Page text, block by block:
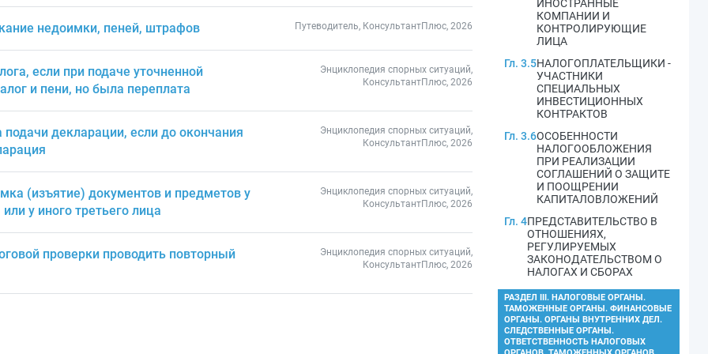
недоимки, пеней, штрафов Путеводитель, КонсультантПлюс, 2026
если при подаче уточненной
и пени, но была переплата
Энциклопедия спорных ситуаций,
КонсультантПлюс, 2026
декларации, если до окончания
Энциклопедия спорных ситуаций,
КонсультантПлюс, 2026
(изъятие) документов и предметов у
у иного третьего лица
Энциклопедия спорных ситуаций,
КонсультантПлюс, 2026
проверки проводить повторный
Энциклопедия спорных ситуаций,
КонсультантПлюс, 2026
ИНОСТРАННЫЕ
КОМПАНИИ И
КОНТРОЛИРУЮЩИЕ
ЛИЦА
Гл. 3.5НАЛОГОПЛАТЕЛЬЩИКИ -
УЧАСТНИКИ
СПЕЦИАЛЬНЫХ
ИНВЕСТИЦИОННЫХ
КОНТРАКТОВ
Гл. 3.6ОСОБЕННОСТИ
НАЛОГООБЛОЖЕНИЯ
ПРИ РЕАЛИЗАЦИИ
СОГЛАШЕНИЙ О ЗАЩИТЕ
И ПООЩРЕНИИ
КАПИТАЛОВЛОЖЕНИЙ
Гл. 4ПРЕДСТАВИТЕЛЬСТВО В
ОТНОШЕНИЯХ,
РЕГУЛИРУЕМЫХ
ЗАКОНОДАТЕЛЬСТВОМ О
НАЛОГАХ И СБОРАХ
РАЗДЕЛ III. НАЛОГОВЫЕ ОРГАНЫ.
ТАМОЖЕННЫЕ ОРГАНЫ. ФИНАНСОВЫЕ
ОРГАНЫ. ОРГАНЫ ВНУТРЕННИХ ДЕЛ.
СЛЕДСТВЕННЫЕ ОРГАНЫ.
ОТВЕТСТВЕННОСТЬ НАЛОГОВЫХ